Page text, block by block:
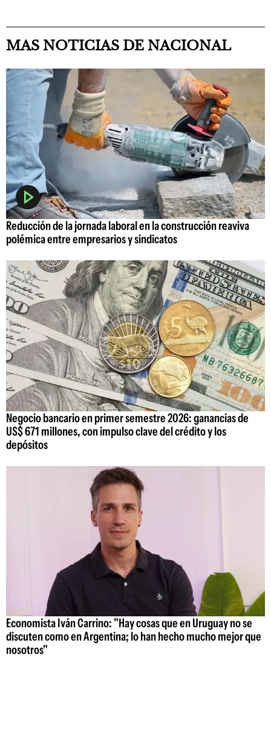
MAS NOTICIAS DE NACIONAL
Reducción de la jornada laboral en la construcción reaviva
polémica entre empresarios y sindicatos
Negocio bancario en primer semestre 2026: ganancias de
US$ 671 millones, con impulso clave del crédito y los
depósitos
Economista Iván Carrino: "Hay cosas que en Uruguay no se
discuten como en Argentina; lo han hecho mucho mejor que
nosotros"